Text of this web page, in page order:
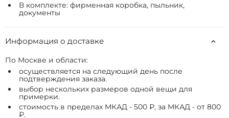
В комплекте: фирменная коробка, пыльник,
документы
Информация о доставке
По Москве и области:
осуществляется на следующий день после
подтверждения заказа.
выбор нескольких размеров одной вещи для
примерки.
стоимость в пределах МКАД - 500 ₽, за МКАД - от 800
₽.